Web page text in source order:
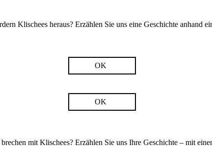
Klischees heraus? Erzählen Sie uns eine Geschichte anhand
OK
OK
mit Klischees? Erzählen Sie uns Ihre Geschichte – mit